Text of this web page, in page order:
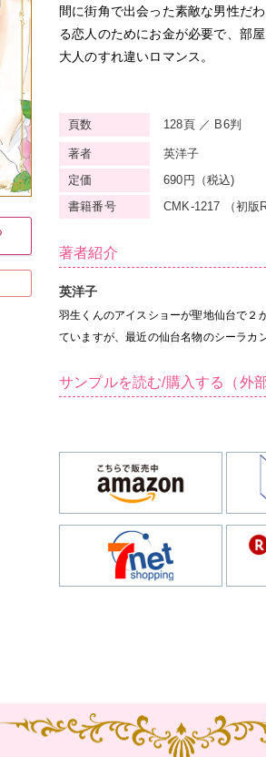
間に街角で出会った素敵な男性だ
る恋人のためにお金が必要で、部
大人のすれ違いロマンス。
頁数 128頁 ／ B6判
著者
英洋子
定価
690円（税込)
書籍番号
CMK-1217 （初版
著者紹介
英洋子
羽生くんのアイスショーが聖地仙台で２
ていますが、最近の仙台名物のシーラカ
サンプルを読む/購入する（外